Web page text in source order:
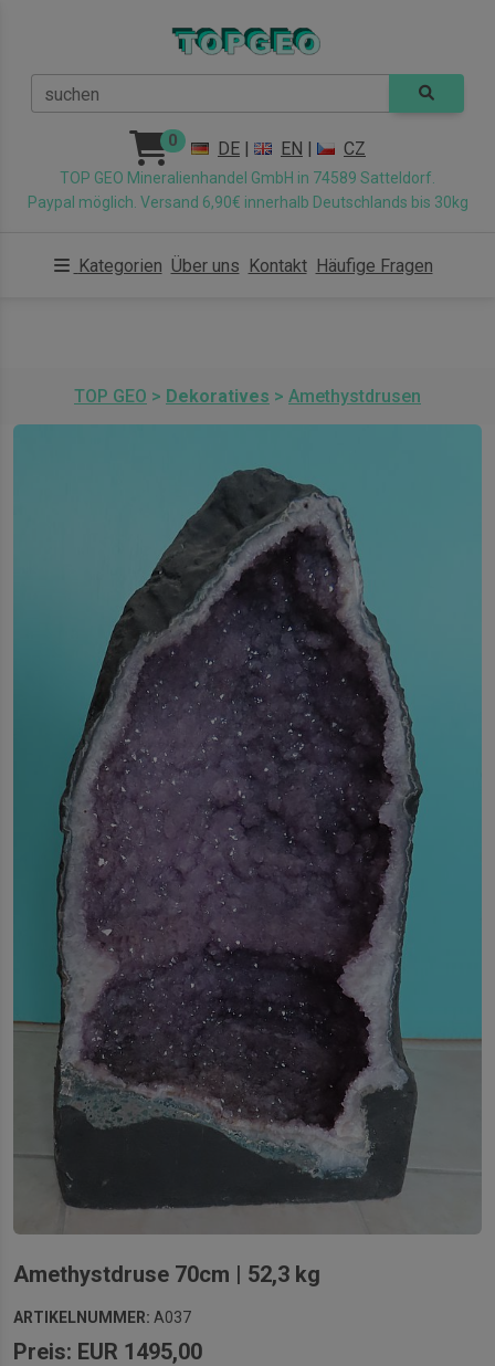
suchen
0 DE | EN | CZ
TOP GEO Mineralienhandel GmbH in 74589 Satteldorf.
Paypal möglich. Versand 6,90€ innerhalb Deutschlands bis 30kg
Kategorien Über uns Kontakt Häufige Fragen
TOP GEO > Dekoratives > Amethystdrusen
Amethystdruse 70cm | 52,3 kg
ARTIKELNUMMER: A037
Preis: EUR 1495,00